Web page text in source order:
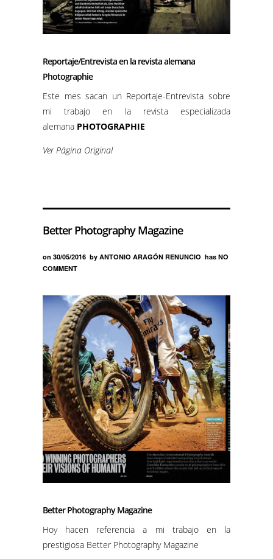
Reportaje/Entrevista en la revista alemana
Photographie
Este mes sacan un Reportaje-Entrevista sobre
mi trabajo en la revista especializada
alemana PHOTOGRAPHIE
Ver Página Original
Better Photography Magazine
on 30/05/2016 by ANTONIO ARAGÓN RENUNCIO has NO
COMMENT
Better Photography Magazine
Hoy hacen referencia a mi trabajo en la
prestigiosa Better Photography Magazine